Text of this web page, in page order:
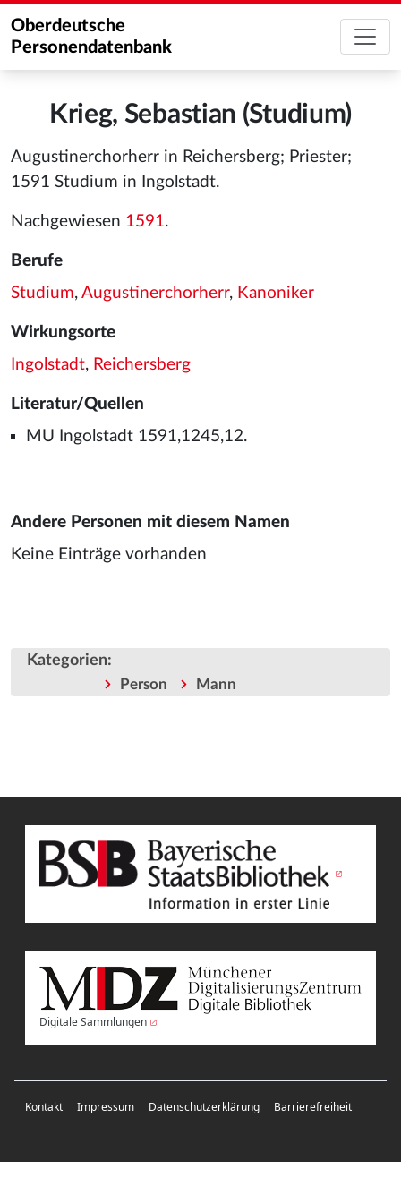
Oberdeutsche
Personendatenbank
Krieg, Sebastian (Studium)
Augustinerchorherr in Reichersberg; Priester;
1591 Studium in Ingolstadt.
Nachgewiesen 1591.
Berufe
Studium, Augustinerchorherr, Kanoniker
Wirkungsorte
Ingolstadt, Reichersberg
Literatur/Quellen
MU Ingolstadt 1591,1245,12.
Andere Personen mit diesem Namen
Keine Einträge vorhanden
Kategorien:
Person Mann
Digitale Sammlungen
Kontakt Impressum Datenschutzerklärung Barrierefreiheit